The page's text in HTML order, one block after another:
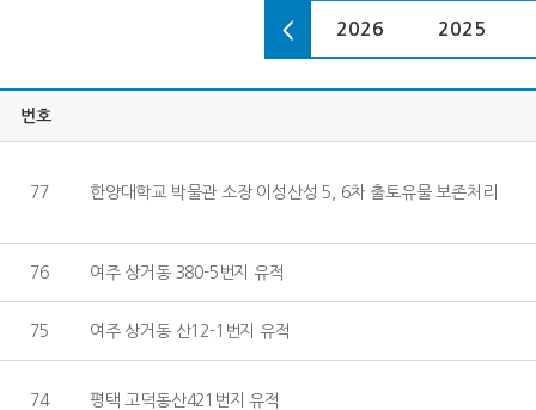
2026 2025
번호
77 한양대학교 박물관 소장 이성산성 5, 6차 출토유물 보존처리
76 여주 상거동 380-5번지 유적
75 여주 상거동 산12-1번지 유적
74 평택 고덕동산421번지 유적